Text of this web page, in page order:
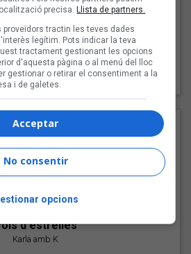
"Les cabres"
Rules amb Compte
d'estrelles"
Karla amb K
precisa. Llista de partners.
proveïdors tractin les teves dades
legítim. Pots indicar la teva
tractament gestionant les opcions
d'aquesta pàgina o al menú del lloc
gestionar o retirar el consentiment a la
i de galetes.
Acceptar
No consentir
opcions